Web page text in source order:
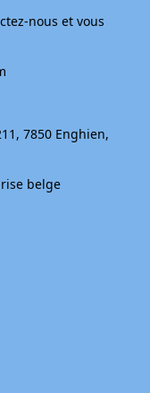
nous et vous
7850 Enghien,
belge